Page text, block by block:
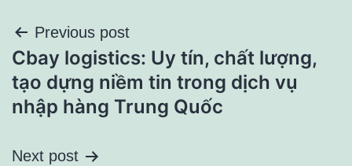
Điều
hướng
bài
viết
Previous post
Cbay logistics: Uy tín, chất lượng,
tạo dựng niềm tin trong dịch vụ
nhập hàng Trung Quốc
Next post